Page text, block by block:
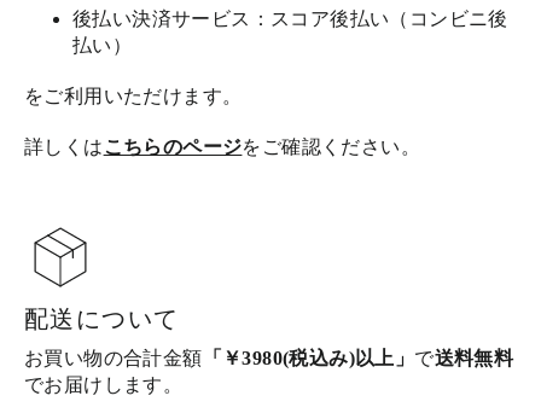
後払い決済サービス：スコア後払い（コンビニ後
払い）
をご利用いただけます。
詳しくは こちらのページをご確認ください。
配送について
お買い物の合計金額 「￥3980(税込み)以上」 で送料無料
でお届けします。